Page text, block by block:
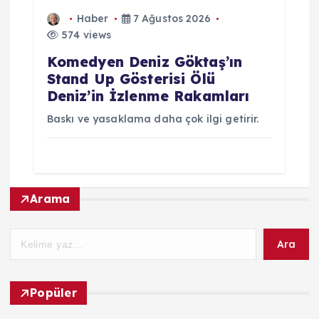
Haber
7 Ağustos 2026
574 views
Komedyen Deniz Göktaş’ın
Stand Up Gösterisi Ölü
Deniz’in İzlenme Rakamları
Baskı ve yasaklama daha çok ilgi getirir.
Arama
Ara
Popüler